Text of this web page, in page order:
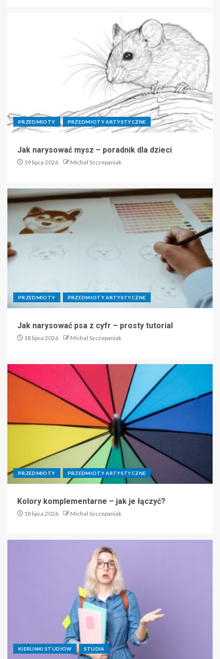
PRZEDMIOTY PRZEDMIOTY ARTYSTYCZNE
Jak narysować mysz – poradnik dla dzieci
19 lipca 2026 Michał Szczepaniak
PRZEDMIOTY PRZEDMIOTY ARTYSTYCZNE
Jak narysować psa z cyfr – prosty tutorial
18 lipca 2026 Michał Szczepaniak
PRZEDMIOTY PRZEDMIOTY ARTYSTYCZNE
Kolory komplementarne – jak je łączyć?
18 lipca 2026 Michał Szczepaniak
KIERUNKI STUDIÓW STUDIA